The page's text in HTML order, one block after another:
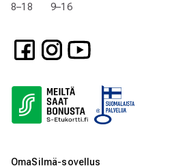
8–18 9–16
OmaSilmä-sovellus